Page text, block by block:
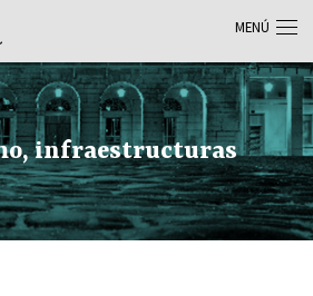
infraestructuras
MENÚ